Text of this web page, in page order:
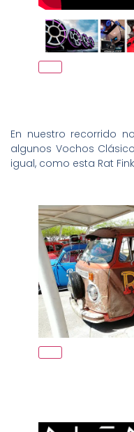
En nuestro recorrido
algunos Vochos
igual, como esta Rat